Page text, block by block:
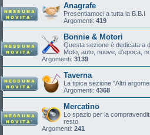
Anagrafe
Presentiamoci a tutta la B.B.!
Argomenti: 419
Bonnie & Motori
Questa sezione è dedicata a
Moto, auto, nuove, d'epoca,
Argomenti: 3139
Taverna
La tipica sezione "Altri
Argomenti: 4368
Mercatino
Lo spazio per la
resto
Argomenti: 241